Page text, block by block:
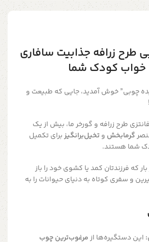
طرح زرافه جذابیت سافاری
خواب کودک شما
چوبی” خوش آمدید، جایی که طبیعت و
طرح زرافه و گورخر ما، بیش از یک
گرمابخش وتخیل‌برانگیزبرای تکمیل
شما هستند.
که فرزندتان کمد یا کشوی خود را باز
و سفری کوتاه به دنیای حیوانات را به
این دستگیره‌ها ازمرغوب‌ترین چوب